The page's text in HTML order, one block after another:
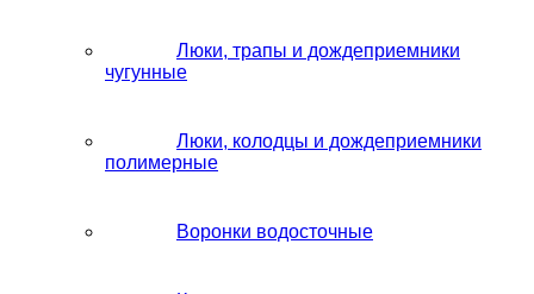
Люки, трапы и дождеприемники
чугунные
Люки, колодцы и дождеприемники
полимерные
Воронки водосточные